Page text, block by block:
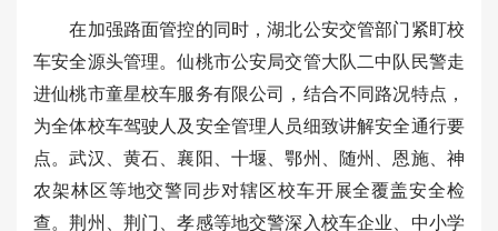
在加强路面管控的同时，湖北公安交管部门紧盯校
车安全源头管理。仙桃市公安局交管大队二中队民警走
进仙桃市童星校车服务有限公司，结合不同路况特点，
为全体校车驾驶人及安全管理人员细致讲解安全通行要
点。武汉、黄石、襄阳、十堰、鄂州、随州、恩施、神
农架林区等地交警同步对辖区校车开展全覆盖安全检
查。荆州、荆门、孝感等地交警深入校车企业、中小学